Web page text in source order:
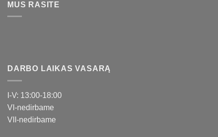
MUS RASITE
DARBO LAIKAS VASARĄ
I-V: 13:00-18:00
VI-nedirbame
VII-nedirbame